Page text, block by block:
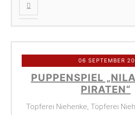
06 SEPTEMBER
PUPPENSPIEL
PIRATEN“
Töpferei Niehenke, Töpferei